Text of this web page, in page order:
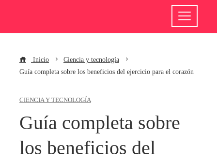
Inicio
Ciencia y tecnología
Guía completa sobre los beneficios del ejercicio para el corazón
CIENCIA Y TECNOLOGÍA
Guía completa sobre
los beneficios del